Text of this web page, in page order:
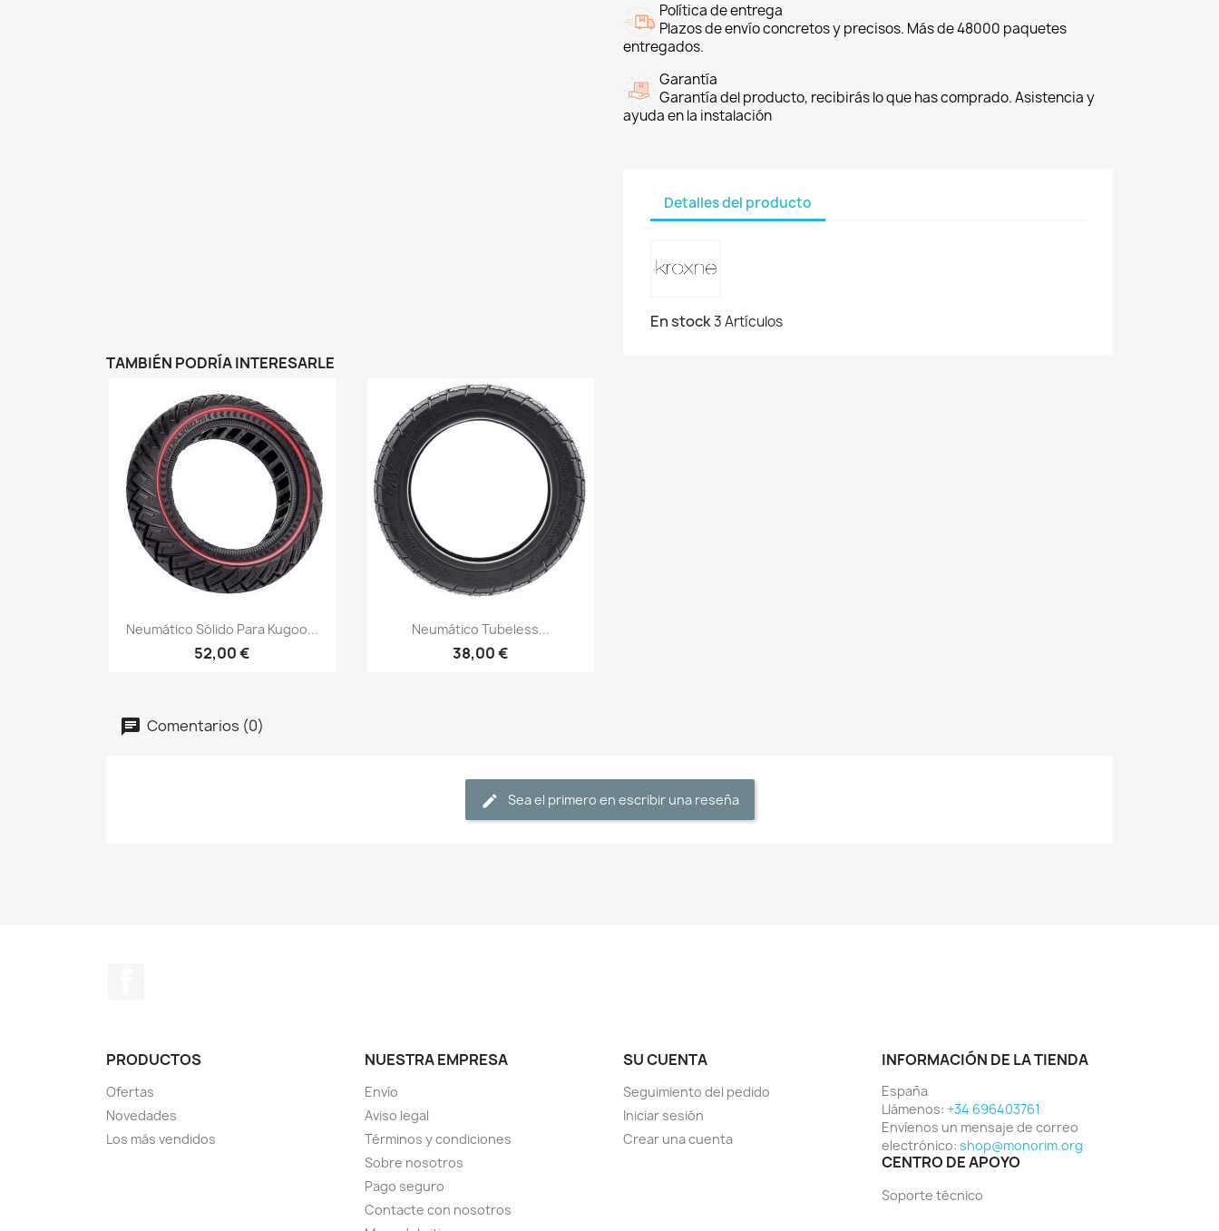
Política de entrega
Plazos de envío concretos y precisos. Más de 48000 paquetes
entregados.
Garantía
Garantía del producto, recibirás lo que has comprado. Asistencia y
ayuda en la instalación
Detalles del producto
En stock3 Artículos
TAMBIÉN PODRÍA INTERESARLE
Vista rápida
Neumático Sólido Para Kugoo...
52,00 €
Vista rápida
Neumático Tubeless...
38,00 €
Comentarios (0)
Sea el primero en escribir una reseña
PRODUCTOS
Ofertas
Novedades
Los más vendidos
NUESTRA EMPRESA
Envío
Aviso legal
Términos y condiciones
Sobre nosotros
Pago seguro
Contacte con nosotros
SU CUENTA
Seguimiento del pedido
Iniciar sesión
Crear una cuenta
INFORMACIÓN DE LA TIENDA
España
Llámenos: +34 696403761
Envíenos un mensaje de correo
electrónico: shop@monorim.org
CENTRO DE APOYO
Soporte técnico